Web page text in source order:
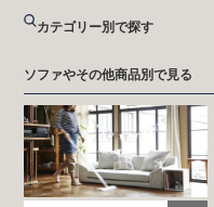
カテゴリー別で探す
ソファやその他商品別で見る